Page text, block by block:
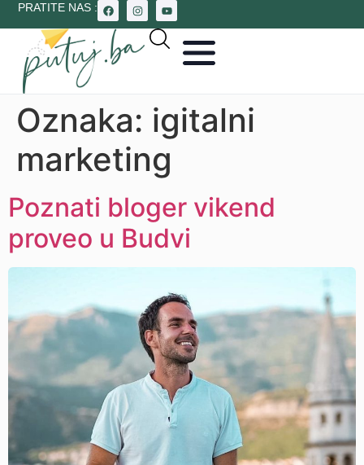
PRATITE NAS :
Oznaka: igitalni
marketing
Poznati bloger vikend
proveo u Budvi